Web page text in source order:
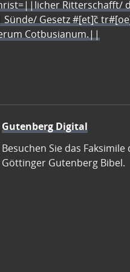
Ritterschafft/
Gesetz #[et]c̃
Cotbusianum.||
Gutenberg Digital
Besuchen Sie das Faksimile
Göttinger Gutenberg Bibel.